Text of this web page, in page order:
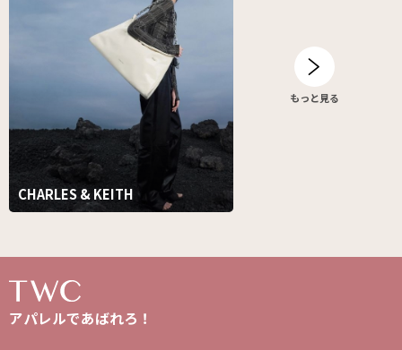
CHARLES & KEITH
もっと見る
アパレルであばれろ！